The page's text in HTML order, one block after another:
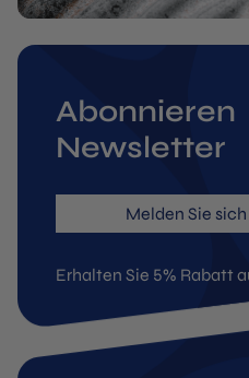
Abonnieren
Newsletter
Melden Sie sich
Erhalten Sie 5% Rabatt